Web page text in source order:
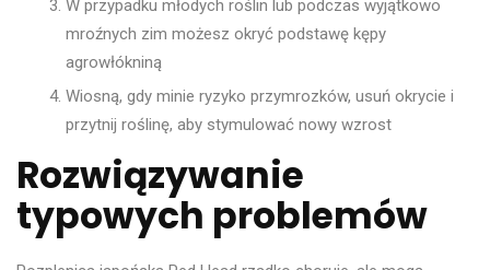
W przypadku młodych roślin lub podczas wyjątkowo
mroźnych zim możesz okryć podstawę kępy
agrowłókniną
Wiosną, gdy minie ryzyko przymrozków, usuń okrycie i
przytnij roślinę, aby stymulować nowy wzrost
Rozwiązywanie
typowych problemów